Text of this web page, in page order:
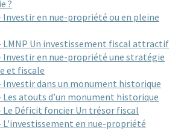
?
Investir en nue-propriété ou en pleine
LMNP Un investissement fiscal attractif
Investir en nue-propriété une stratégie
et fiscale
Investir dans un monument historique
Les atouts d’un monument historique
Le Déficit foncier Un trésor fiscal
L'investissement en nue-propriété